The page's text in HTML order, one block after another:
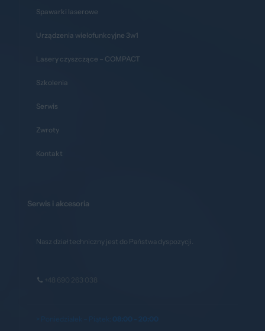
Spawarki laserowe
Urządzenia wielofunkcyjne 3w1
Lasery czyszczące – COMPACT
Szkolenia
Serwis
Zwroty
Kontakt
Serwis i akcesoria
Nasz dział techniczny jest do Państwa dyspozycji.
+48 690 263 038